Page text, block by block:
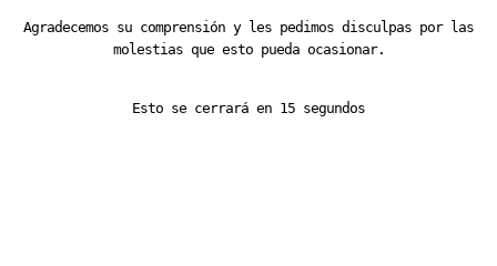
Agradecemos su comprensión y les pedimos disculpas por las
molestias que esto pueda ocasionar.
Esto se cerrará en 15 segundos